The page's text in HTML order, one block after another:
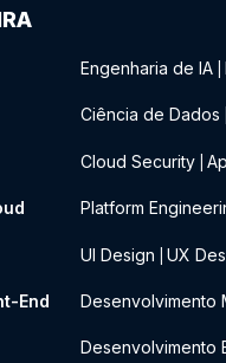
Engenharia de IA
Ciência de Dados
Cloud Security
Platform
UI Design UX
End Desenvolvimento
Desenvolvimento